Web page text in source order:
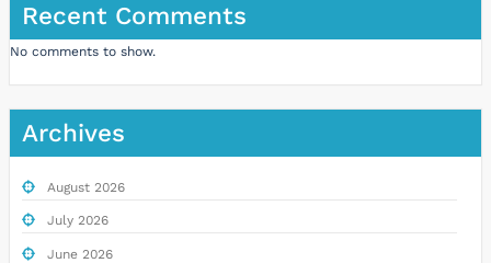
Recent Comments
No comments to show.
Archives
August 2026
July 2026
June 2026